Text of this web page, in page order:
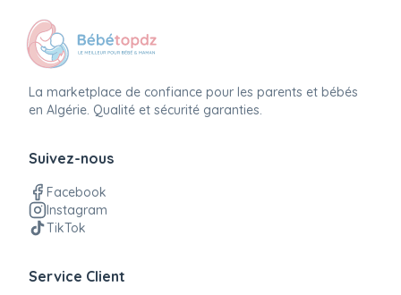
La marketplace de confiance pour les parents et bébés
en Algérie. Qualité et sécurité garanties.
Suivez-nous
Facebook
Instagram
TikTok
Service Client